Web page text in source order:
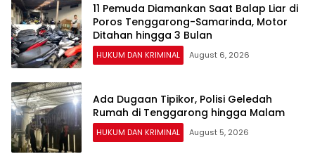
11 Pemuda Diamankan Saat Balap Liar di
Poros Tenggarong-Samarinda, Motor
Ditahan hingga 3 Bulan
HUKUM DAN KRIMINAL August 6, 2026
Ada Dugaan Tipikor, Polisi Geledah
Rumah di Tenggarong hingga Malam
HUKUM DAN KRIMINAL August 5, 2026